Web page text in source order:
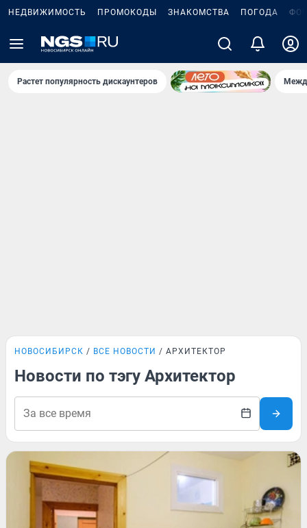
НЕДВИЖИМОСТЬ ПРОМОКОДЫ ЗНАКОМСТВА ПОГОДА
Растет популярность дискаунтеров
НОВОСИБИРСК ВСЕ НОВОСТИ АРХИТЕКТОР
Новости по тэгу Архитектор